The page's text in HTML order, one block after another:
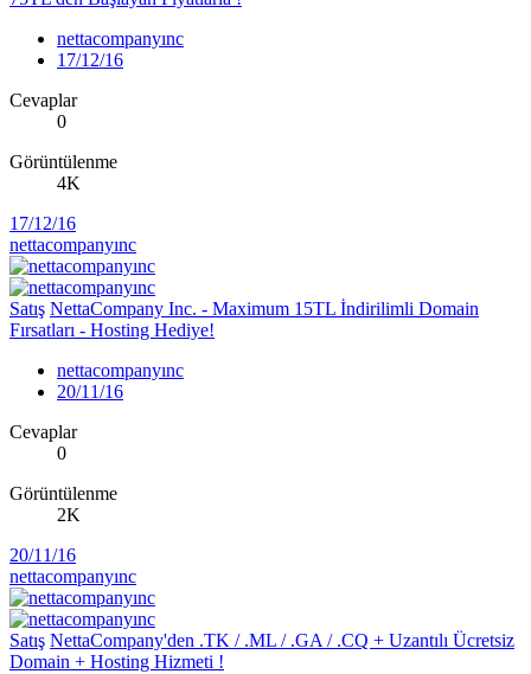
nettacompanyınc
17/12/16
Cevaplar
0
Görüntülenme
4K
17/12/16
nettacompanyınc
Satış NettaCompany Inc. - Maximum 15TL İndirilimli Domain
Fırsatları - Hosting Hediye!
nettacompanyınc
20/11/16
Cevaplar
0
Görüntülenme
2K
20/11/16
nettacompanyınc
Satış NettaCompany'den .TK / .ML / .GA / .CQ + Uzantılı Ücretsiz
Domain + Hosting Hizmeti !